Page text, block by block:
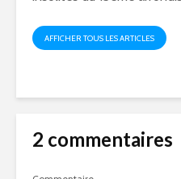
AFFICHER TOUS LES ARTICLES
2 commentaires